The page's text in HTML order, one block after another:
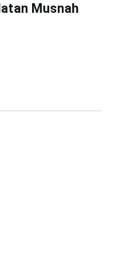
Musnah